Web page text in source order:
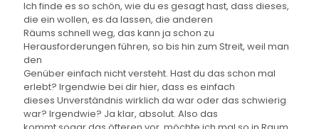
Ich finde es so schön, wie du es gesagt hast, dass dieses,
die ein wollen, es da lassen, die anderen
Räums schnell weg, das kann ja schon zu
Herausforderungen führen, so bis hin zum Streit, weil man
den
Genüber einfach nicht versteht. Hast du das schon mal
erlebt? Irgendwie bei dir hier, dass es einfach
dieses Unverständnis wirklich da war oder das schwierig
war? Irgendwie? Ja klar, absolut. Also das